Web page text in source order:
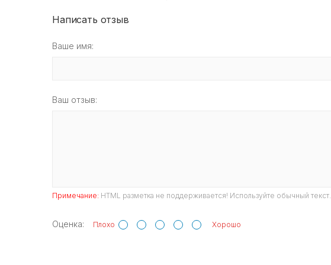
Написать отзыв
Ваше имя:
Ваш отзыв:
Примечание: HTML разметка не поддерживается! Используйте обычный текст.
Оценка: Плохо Хорошо